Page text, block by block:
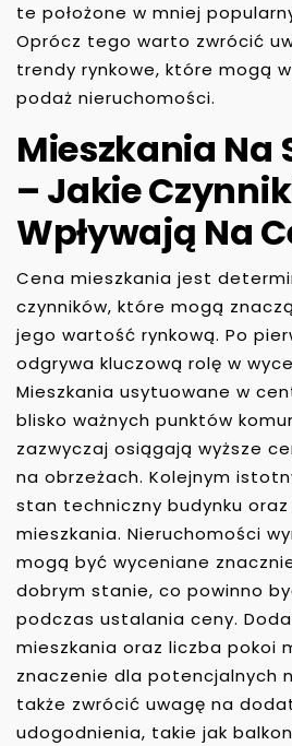
te położone w mniej
Oprócz tego warto zwrócić
trendy rynkowe, które mogą
podaż nieruchomości.
Mieszkania Na
– Jakie
Wpływają Na
Cena mieszkania jest
czynników, które mogą
jego wartość rynkową. Po
odgrywa kluczową rolę w
Mieszkania usytuowane w
blisko ważnych punktów
zazwyczaj osiągają wyższe
na obrzeżach. Kolejnym
stan techniczny budynku
mieszkania. Nieruchomości
mogą być wyceniane
dobrym stanie, co powinno
podczas ustalania ceny.
mieszkania oraz liczba pokoi
znaczenie dla potencjalnych
także zwrócić uwagę na
udogodnienia, takie jak